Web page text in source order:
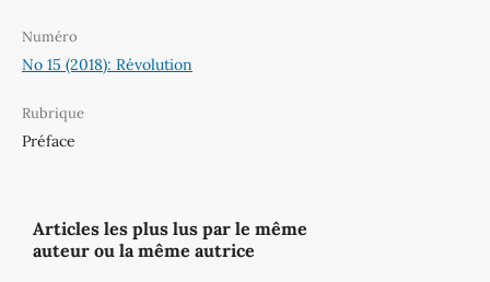
Numéro
No 15 (2018): Révolution
Rubrique
Préface
Articles les plus lus par le même
auteur ou la même autrice